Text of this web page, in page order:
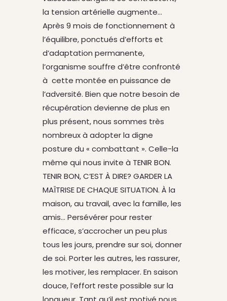
la tension artérielle augmente…
Après 9 mois de fonctionnement à
l’équilibre, ponctués d’efforts et
d’adaptation permanente,
l’organisme souffre d’être confronté
à cette montée en puissance de
l’adversité. Bien que notre besoin de
récupération devienne de plus en
plus présent, nous sommes très
nombreux à adopter la digne
posture du « combattant ». Celle-la
même qui nous invite à TENIR BON.
TENIR BON, C’EST À DIRE? GARDER LA
MAÎTRISE DE CHAQUE SITUATION. À la
maison, au travail, avec la famille, les
amis… Persévérer pour rester
efficace, s’accrocher un peu plus
tous les jours, prendre sur soi, donner
de soi. Porter les autres, les rassurer,
les motiver, les remplacer. En saison
douce, l’effort reste possible sur la